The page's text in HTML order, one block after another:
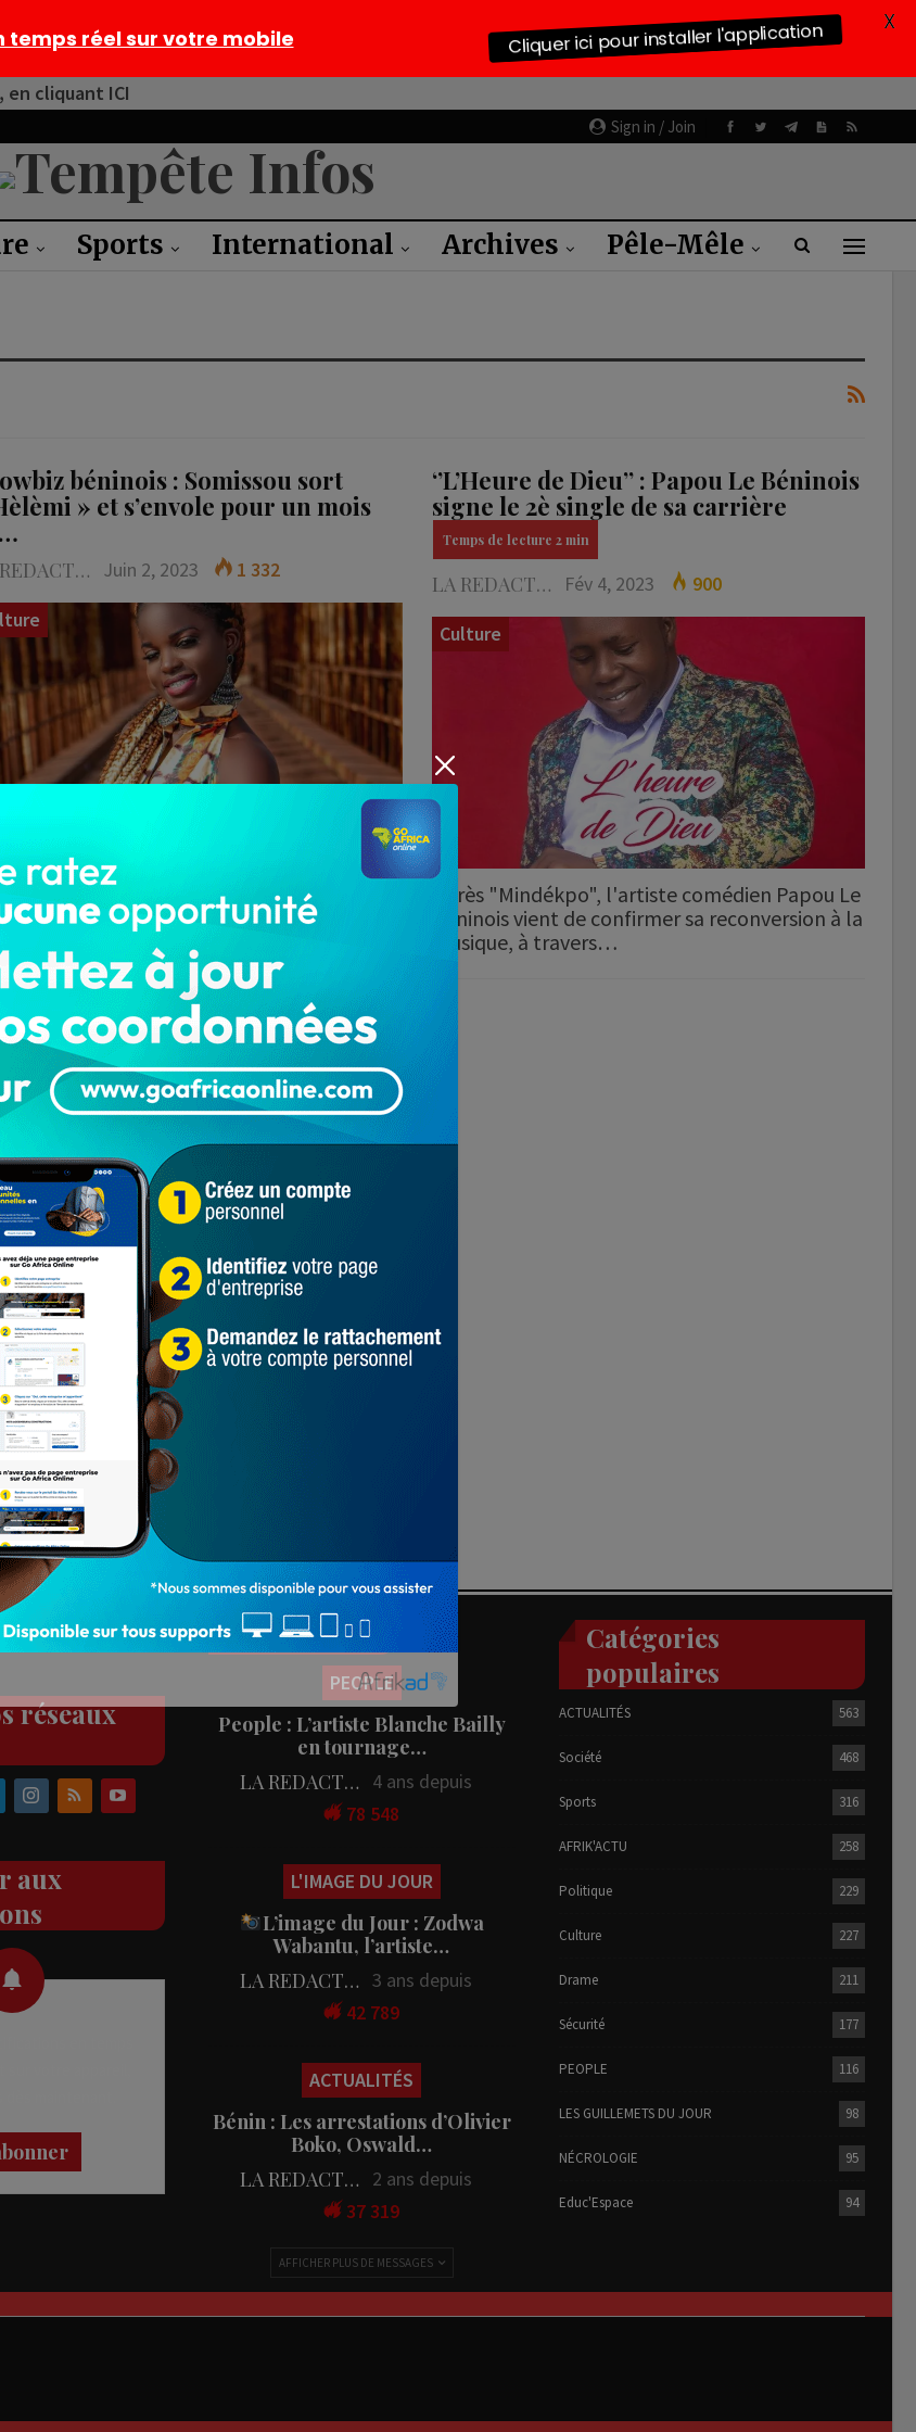
en cliquant ICI
Sign in / Join
Sports International Archives Pêle-Mêle
béninois : Somissou sort
» et s’envole pour un mois
LA REDACTION Juin 2, 2023
1 332
le 28 mai 2023, l’artiste chanteuse
Somissou séjourne à Bruxelles, en
pour une période…
‘’L’Heure de Dieu’’ : Papou Le Béninois
signe le 2è single de sa carrière
LA REDACTION Fév 4, 2023
900
Culture
Après "Mindékpo", l'artiste comédien Papou Le
Béninois vient de confirmer sa reconversion à la
musique, à travers…
réseaux
aux
Populaires
PEOPLE
People : L’artiste Blanche Bailly
en tournage…
LA REDACTION
4 ans depuis
78 548
L'IMAGE DU JOUR
L’image du Jour : Zodwa
Wabantu, l’artiste…
LA REDACTION 3 ans depuis
42 789
ACTUALITÉS
Bénin : Les arrestations d’Olivier
Boko, Oswald…
LA REDACTION
2 ans depuis
37 319
AFFICHER PLUS DE MESSAGES
Catégories
populaires
ACTUALITÉS 563
Société 468
Sports 316
AFRIK'ACTU 258
Politique 229
Culture 227
Drame 211
Sécurité 177
PEOPLE 116
LES GUILLEMETS DU JOUR 98
NÉCROLOGIE 95
Educ'Espace 94
temps réel sur votre mobile Cliquer ici pour installer l'application
X